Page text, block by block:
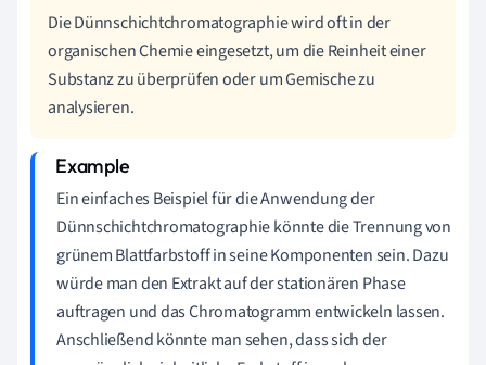
Die Dünnschichtchromatographie wird oft in der
organischen Chemie eingesetzt, um die Reinheit einer
Substanz zu überprüfen oder um Gemische zu
analysieren.
Ein einfaches Beispiel für die Anwendung der
Dünnschichtchromatographie könnte die Trennung von
grünem Blattfarbstoff in seine Komponenten sein. Dazu
würde man den Extrakt auf der stationären Phase
auftragen und das Chromatogramm entwickeln lassen.
Anschließend könnte man sehen, dass sich der